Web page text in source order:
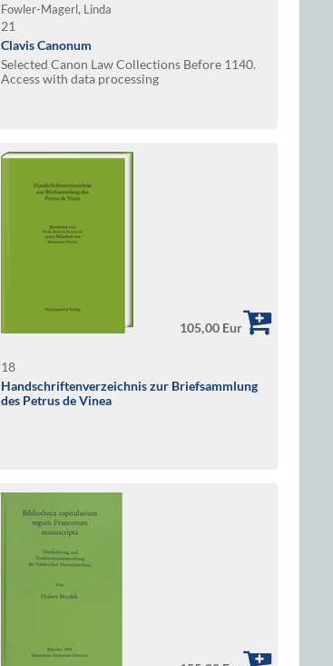
Fowler-Magerl, Linda
21
Clavis Canonum
Selected Canon Law Collections Before 1140.
Access with data processing
105,00 Eur
18
Handschriftenverzeichnis zur Briefsammlung
des Petrus de Vinea